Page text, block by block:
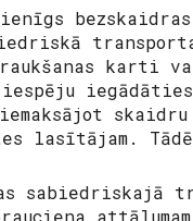
bezskaidras
transporta
karti
lasītājam.
sabiedriskajā